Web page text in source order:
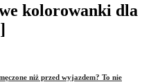
niż przed wyjazdem? To nie
kolorowanki dla